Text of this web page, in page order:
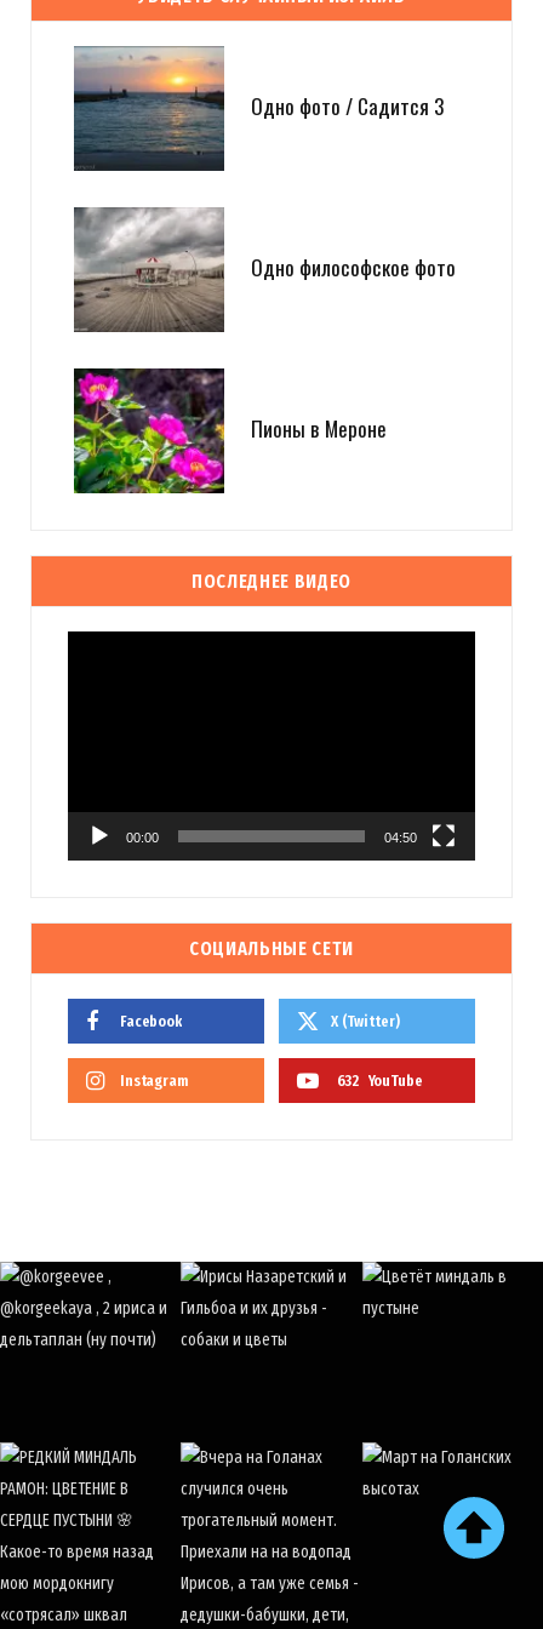
Одно фото / Садится 3
Одно философское фото
Пионы в Мероне
ПОСЛЕДНЕЕ ВИДЕО
00:00 04:50
СОЦИАЛЬНЫЕ СЕТИ
Facebook X (Twitter)
Instagram 632 YouTube